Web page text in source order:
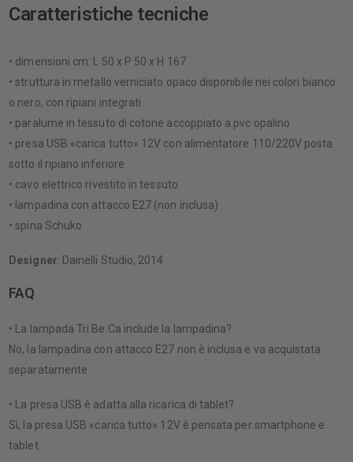
Caratteristiche tecniche
• dimensioni cm: L 50 x P 50 x H 167
• struttura in metallo verniciato opaco disponibile nei colori bianco
o nero, con ripiani integrati
• paralume in tessuto di cotone accoppiato a pvc opalino
• presa USB «carica tutto» 12V con alimentatore 110/220V posta
sotto il ripiano inferiore
• cavo elettrico rivestito in tessuto
• lampadina con attacco E27 (non inclusa)
• spina Schuko
Designer: Dainelli Studio, 2014
FAQ
• La lampada Tri.Be.Ca include la lampadina?
No, la lampadina con attacco E27 non è inclusa e va acquistata
separatamente.
• La presa USB è adatta alla ricarica di tablet?
Sì, la presa USB «carica tutto» 12V è pensata per smartphone e
tablet.